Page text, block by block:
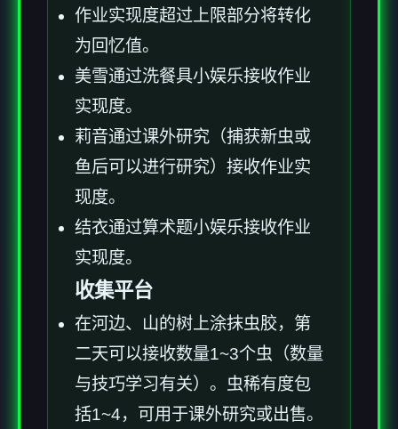
作业实现度超过上限部分将转化
为回忆值。
美雪通过洗餐具小娱乐接收作业
实现度。
莉音通过课外研究（捕获新虫或
鱼后可以进行研究）接收作业实
现度。
结衣通过算术题小娱乐接收作业
实现度。
收集平台
在河边、山的树上涂抹虫胶，第
二天可以接收数量1~3个虫（数量
与技巧学习有关）。虫稀有度包
括1~4，可用于课外研究或出售。